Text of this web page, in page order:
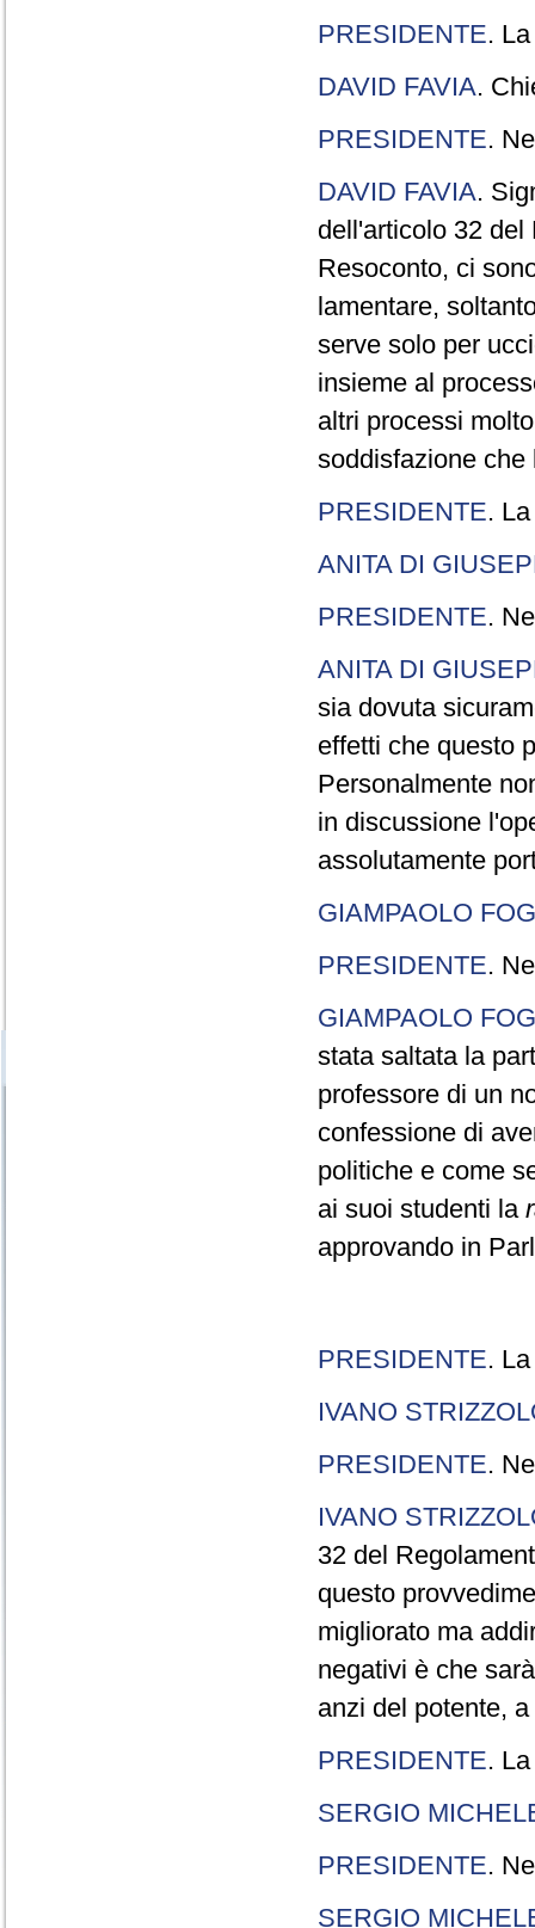
PRESIDENTE.
DAVID FAVIA.
PRESIDENTE.
DAVID FAVIA.
dell'articolo 32 del
Resoconto, ci
lamentare,
serve solo per
insieme al
altri processi
soddisfazione che
PRESIDENTE.
ANITA DI
PRESIDENTE.
ANITA DI
sia dovuta
effetti che questo
Personalmente
in discussione
assolutamente
GIAMPAOLO
PRESIDENTE.
GIAMPAOLO
stata saltata la
professore di un
confessione di
politiche e come
ai suoi studenti la
approvando in
PRESIDENTE.
IVANO
PRESIDENTE.
IVANO
32 del
questo
migliorato ma
negativi è che
anzi del potente,
PRESIDENTE.
SERGIO
PRESIDENTE.
SERGIO